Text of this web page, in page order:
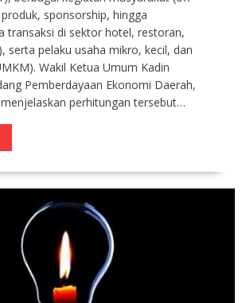
sponsorship, hingga
transaksi di sektor hotel, restoran,
serta pelaku usaha mikro, kecil, dan
Wakil Ketua Umum Kadin
Pemberdayaan Ekonomi Daerah,
perhitungan tersebut…